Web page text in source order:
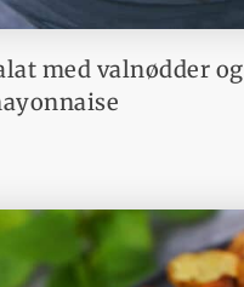
med valnødder og